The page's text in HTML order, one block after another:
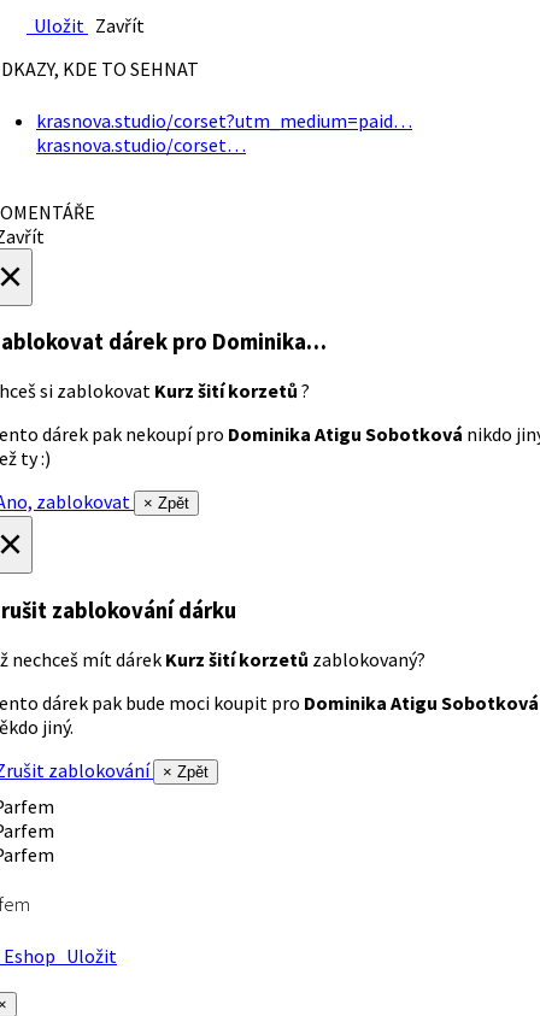
Uložit Zavřít
KDE TO SEHNAT
krasnova.studio/corset?utm_medium=paid…
krasnova.studio/corset…
dárek pro Dominika…
si zablokovat Kurz šití korzetů ?
dárek pak nekoupí pro Dominika Atigu Sobotková nikdo
ty :)
zablokovat
× Zpět
zablokování dárku
nechceš mít dárek Kurz šití korzetů zablokovaný?
dárek pak bude moci koupit pro Dominika Atigu Sobotková
jiný.
zablokování
× Zpět
Uložit